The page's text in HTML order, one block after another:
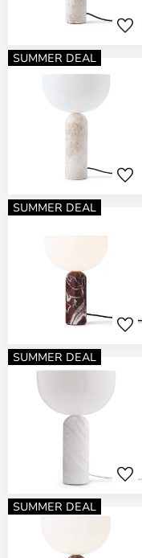
SUMMER DEAL
SUMMER DEAL
SUMMER DEAL
SUMMER DEAL